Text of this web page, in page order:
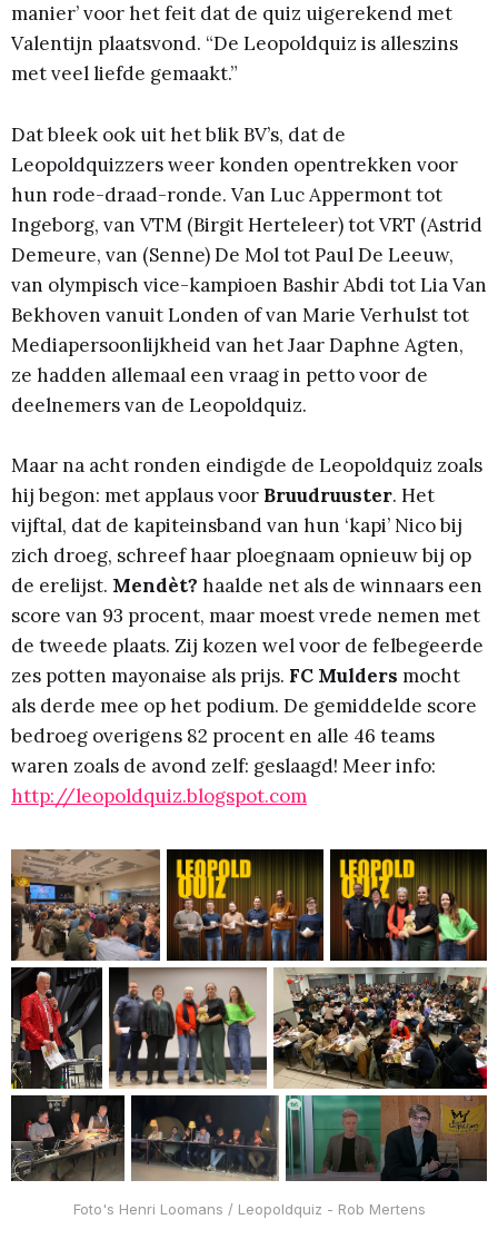
manier’ voor het feit dat de quiz uigerekend met
Valentijn plaatsvond. “De Leopoldquiz is alleszins
met veel liefde gemaakt.”
Dat bleek ook uit het blik BV’s, dat de
Leopoldquizzers weer konden opentrekken voor
hun rode-draad-ronde. Van Luc Appermont tot
Ingeborg, van VTM (Birgit Herteleer) tot VRT (Astrid
Demeure, van (Senne) De Mol tot Paul De Leeuw,
van olympisch vice-kampioen Bashir Abdi tot Lia Van
Bekhoven vanuit Londen of van Marie Verhulst tot
Mediapersoonlijkheid van het Jaar Daphne Agten,
ze hadden allemaal een vraag in petto voor de
deelnemers van de Leopoldquiz.
Maar na acht ronden eindigde de Leopoldquiz zoals
hij begon: met applaus voor Bruudruuster. Het
vijftal, dat de kapiteinsband van hun ‘kapi’ Nico bij
zich droeg, schreef haar ploegnaam opnieuw bij op
de erelijst. Mendèt? haalde net als de winnaars een
score van 93 procent, maar moest vrede nemen met
de tweede plaats. Zij kozen wel voor de felbegeerde
zes potten mayonaise als prijs. FC Mulders mocht
als derde mee op het podium. De gemiddelde score
bedroeg overigens 82 procent en alle 46 teams
waren zoals de avond zelf: geslaagd! Meer info:
http://leopoldquiz.blogspot.com
Foto's Henri Loomans / Leopoldquiz - Rob Mertens